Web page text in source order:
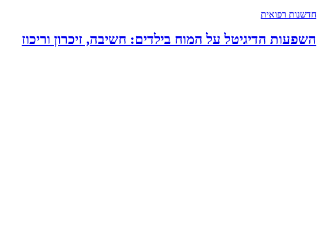
חדשנות רפואית
השפעות הדיגיטל על המוח בילדים: חשיבה, זיכרון וריכוז